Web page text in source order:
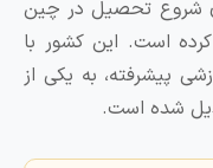
تحصیل در چین
است. این کشور با
به یکی از
شده است.